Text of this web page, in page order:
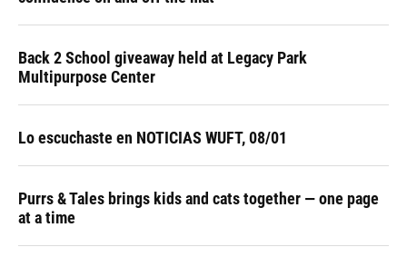
Back 2 School giveaway held at Legacy Park
Multipurpose Center
Lo escuchaste en NOTICIAS WUFT, 08/01
Purrs & Tales brings kids and cats together — one page
at a time